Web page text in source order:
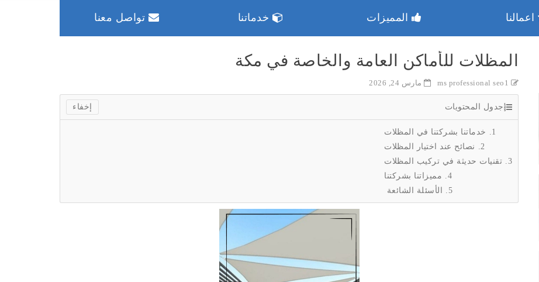
اعمالنا المميزات خدماتنا تواصل معنا
المظلات للأماكن العامة والخاصة في مكة
ms professional seo1 مارس 24, 2026
جدول المحتويات
خدماتنا بشركتنا في المظلات
نصائح عند اختيار المظلات
تقنيات حديثة في تركيب المظلات
مميزاتنا بشركتنا
الأسئلة الشائعة